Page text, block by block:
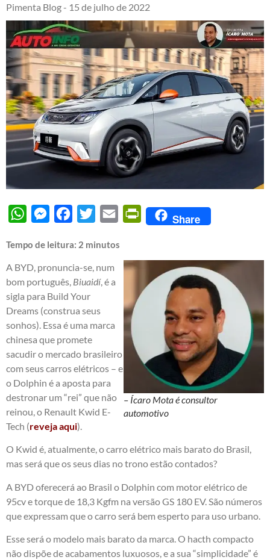
Pimenta Blog - 15 de julho de 2022
WhatsAppMessengerFacebook
Twitter Email PrintFriendly
Share
Tempo de leitura: 2 minutos
– Ícaro Mota é consultor
automotivo
A BYD, pronuncia-se, num
bom português, Biuaidí, é a
sigla para Build Your
Dreams (construa seus
sonhos). Essa é uma marca
chinesa que promete
sacudir o mercado brasileiro
com seus carros elétricos – e
o Dolphin é a aposta para
destronar um “rei” que não
reinou, o Renault Kwid E-
Tech (reveja aqui).
O Kwid é, atualmente, o carro elétrico mais barato do Brasil,
mas será que os seus dias no trono estão contados?
A BYD oferecerá ao Brasil o Dolphin com motor elétrico de
95cv e torque de 18,3 Kgfm na versão GS 180 EV. São números
que expressam que o carro será bem esperto para uso urbano.
Esse será o modelo mais barato da marca. O hacth compacto
não dispõe de acabamentos luxuosos, e a sua “simplicidade” é